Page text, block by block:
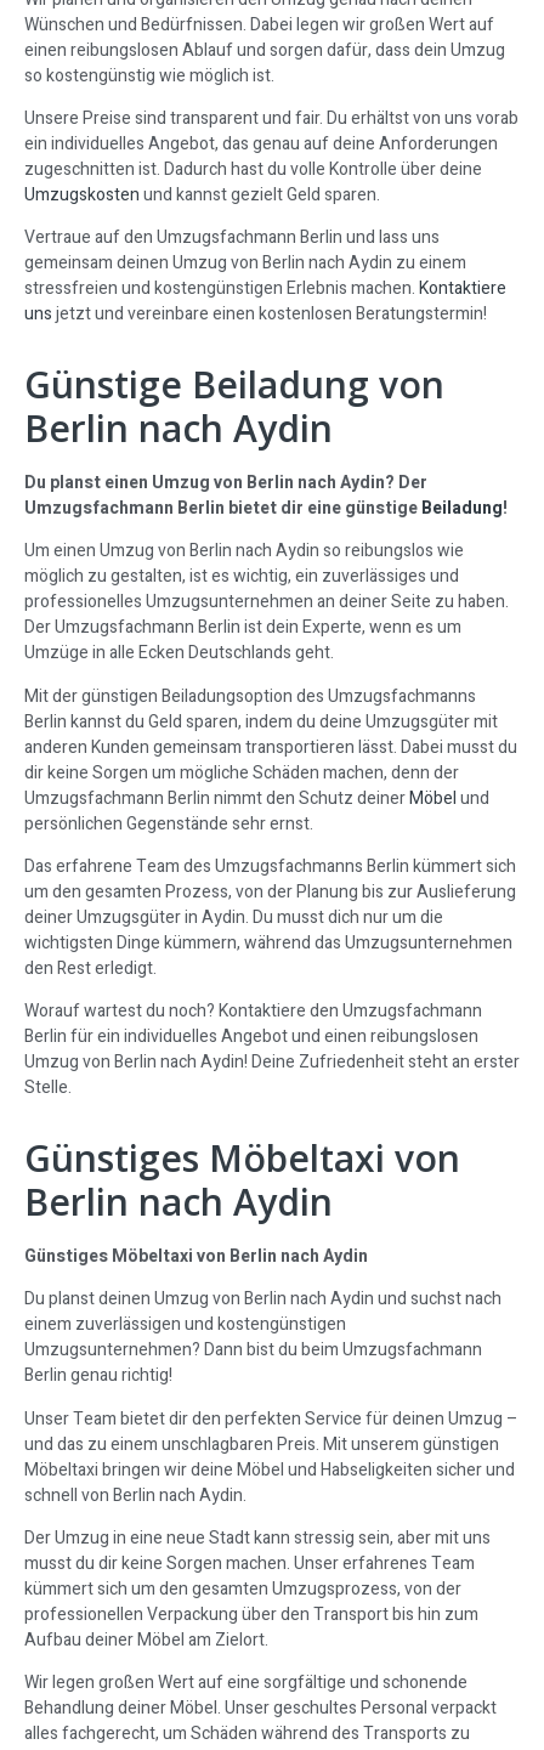
Wünschen und Bedürfnissen. Dabei legen wir großen Wert auf
einen reibungslosen Ablauf und sorgen dafür, dass dein Umzug
so kostengünstig wie möglich ist.
Unsere Preise sind transparent und fair. Du erhältst von uns vorab
ein individuelles Angebot, das genau auf deine Anforderungen
zugeschnitten ist. Dadurch hast du volle Kontrolle über deine
Umzugskostenund kannst gezielt Geld sparen.
Vertraue auf den Umzugsfachmann Berlin und lass uns
gemeinsam deinen Umzug von Berlin nach Aydin zu einem
stressfreien und kostengünstigen Erlebnis machen.Kontaktiere
unsjetzt und vereinbare einen kostenlosen Beratungstermin!
Günstige Beiladung von
Berlin nach Aydin
Du planst einen Umzug von Berlin nach Aydin? Der
Umzugsfachmann Berlin bietet dir eine günstigeBeiladung!
Um einen Umzug von Berlin nach Aydin so reibungslos wie
möglich zu gestalten, ist es wichtig, ein zuverlässiges und
professionelles Umzugsunternehmen an deiner Seite zu haben.
Der Umzugsfachmann Berlin ist dein Experte, wenn es um
Umzüge in alle Ecken Deutschlands geht.
Mit der günstigen Beiladungsoption des Umzugsfachmanns
Berlin kannst du Geld sparen, indem du deine Umzugsgüter mit
anderen Kunden gemeinsam transportieren lässt. Dabei musst du
dir keine Sorgen um mögliche Schäden machen, denn der
Umzugsfachmann Berlin nimmt den Schutz deinerMöbelund
persönlichen Gegenstände sehr ernst.
Das erfahrene Team des Umzugsfachmanns Berlin kümmert sich
um den gesamten Prozess, von der Planung bis zur Auslieferung
deiner Umzugsgüter in Aydin. Du musst dich nur um die
wichtigsten Dinge kümmern, während das Umzugsunternehmen
den Rest erledigt.
Worauf wartest du noch? Kontaktiere den Umzugsfachmann
Berlin für ein individuelles Angebot und einen reibungslosen
Umzug von Berlin nach Aydin! Deine Zufriedenheit steht an erster
Stelle.
Günstiges Möbeltaxi von
Berlin nach Aydin
Günstiges Möbeltaxi von Berlin nach Aydin
Du planst deinen Umzug von Berlin nach Aydin und suchst nach
einem zuverlässigen und kostengünstigen
Umzugsunternehmen? Dann bist du beim Umzugsfachmann
Berlin genau richtig!
Unser Team bietet dir den perfekten Service für deinen Umzug –
und das zu einem unschlagbaren Preis. Mit unserem günstigen
Möbeltaxi bringen wir deine Möbel und Habseligkeiten sicher und
schnell von Berlin nach Aydin.
Der Umzug in eine neue Stadt kann stressig sein, aber mit uns
musst du dir keine Sorgen machen. Unser erfahrenes Team
kümmert sich um den gesamten Umzugsprozess, von der
professionellen Verpackung über den Transport bis hin zum
Aufbau deiner Möbel am Zielort.
Wir legen großen Wert auf eine sorgfältige und schonende
Behandlung deiner Möbel. Unser geschultes Personal verpackt
alles fachgerecht, um Schäden während des Transports zu